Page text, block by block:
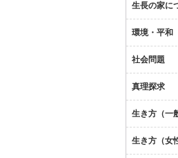
生長の家に
環境・平和
社会問題
真理探求
生き方（一
生き方（女